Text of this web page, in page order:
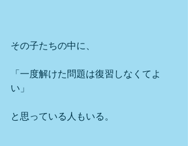
その子たちの中に、
「一度解けた問題は復習しなくてよ
い」
と思っている人もいる。